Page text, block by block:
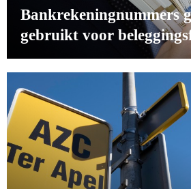
Bankrekeningnummers
gebruikt voor